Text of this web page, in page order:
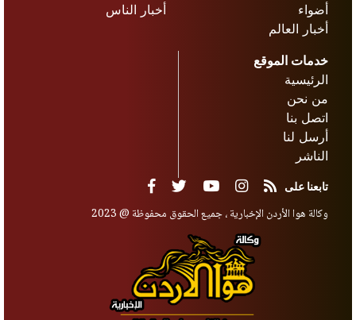
أضواء
أخبار العالم
أخبار الناس
خدمات الموقع
الرئيسية
من نحن
اتصل بنا
أرسل لنا
الناشر
تابعنا على
وكالة هوا الأردن الإخبارية ، جميع الحقوق محفوظة @ 2023